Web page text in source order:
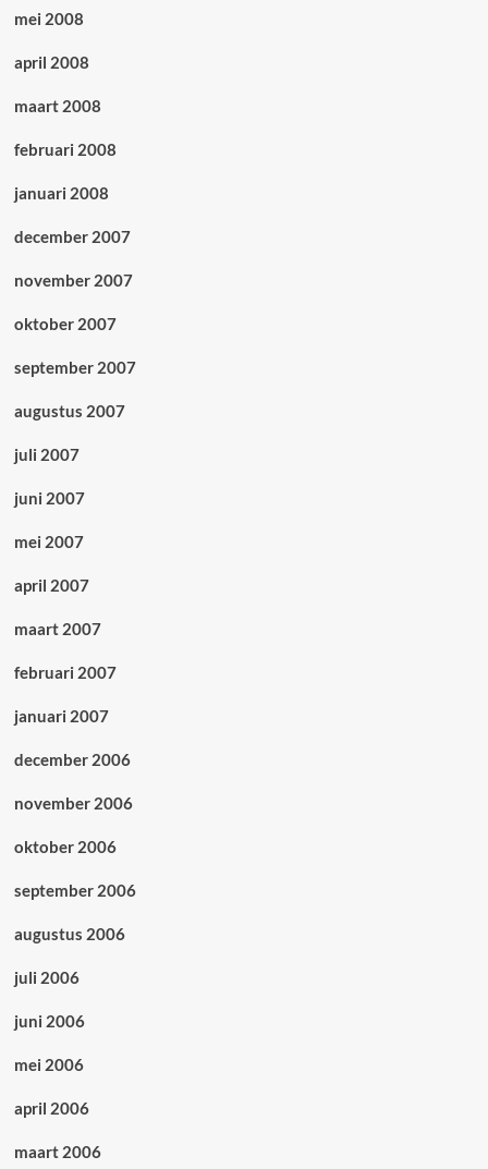
mei 2008
april 2008
maart 2008
februari 2008
januari 2008
december 2007
november 2007
oktober 2007
september 2007
augustus 2007
juli 2007
juni 2007
mei 2007
april 2007
maart 2007
februari 2007
januari 2007
december 2006
november 2006
oktober 2006
september 2006
augustus 2006
juli 2006
juni 2006
mei 2006
april 2006
maart 2006